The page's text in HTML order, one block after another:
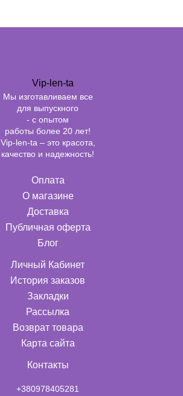
Мы изготавливаем все
для выпускного
- с опытом
работы более 20 лет!
Vip-len-ta – это красота,
качество и надежность!
Оплата
О магазине
Доставка
Публичная оферта
Блог
Личный Кабинет
История заказов
Закладки
Рассылка
Возврат товара
Карта сайта
Контакты
+380978405281